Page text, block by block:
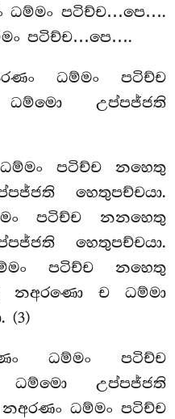
ධම්මං පටිච්ච…පෙ….
පටිච්ච…පෙ….
ධම්මං පටිච්ච
උප්පජ්ජති
පටිච්ච නහෙතු
හෙතුපච්චයා.
පටිච්ච නනහෙතු
හෙතුපච්චයා.
පටිච්ච නහෙතු
ච ධම්මා
(3)
ධම්මං පටිච්ච
උප්පජ්ජති
ධම්මං පටිච්ච